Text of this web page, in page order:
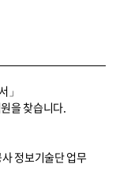
」
을 찾습니다.
정보기술단 업무